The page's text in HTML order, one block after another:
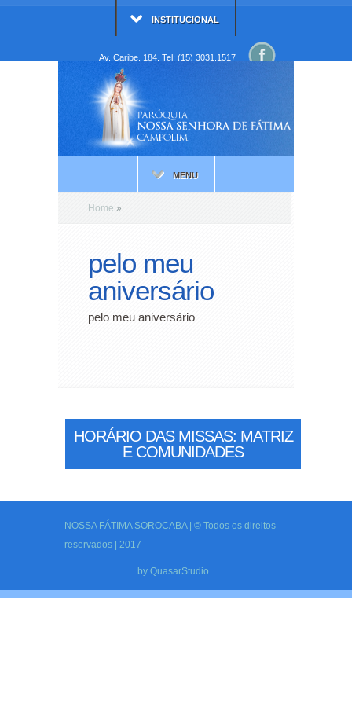
INSTITUCIONAL
Av. Caribe, 184. Tel: (15) 3031.1517
MENU
Home »
pelo meu
aniversário
pelo meu aniversário
HORÁRIO DAS MISSAS: MATRIZ
E COMUNIDADES
NOSSA FÁTIMA SOROCABA | © Todos os direitos
reservados | 2017
by QuasarStudio